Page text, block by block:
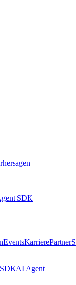
SDK
EventsKarrierePartnerS
AI Agent